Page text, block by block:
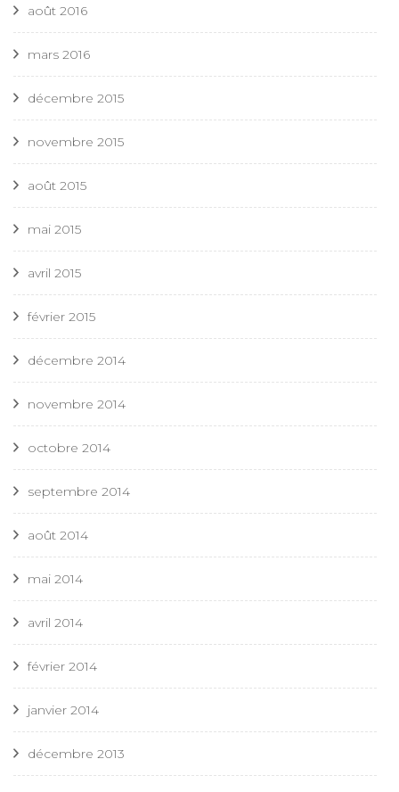
août 2016
mars 2016
décembre 2015
novembre 2015
août 2015
mai 2015
avril 2015
février 2015
décembre 2014
novembre 2014
octobre 2014
septembre 2014
août 2014
mai 2014
avril 2014
février 2014
janvier 2014
décembre 2013